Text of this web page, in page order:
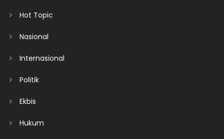
Hot Topic
Nasional
Internasional
Politik
Ekbis
Hukum